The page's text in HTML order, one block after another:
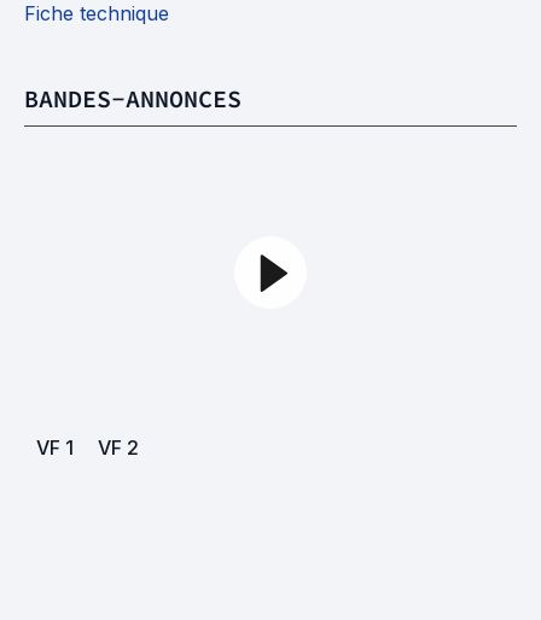
Fiche technique
BANDES-ANNONCES
VF 1 VF 2